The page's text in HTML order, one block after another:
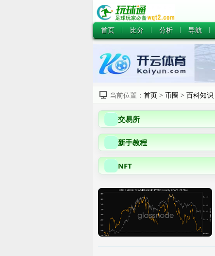
首页 比分 分析 导航
当前位置： 首页 > 币圈 > 百科知识
交易所
新手教程
NFT